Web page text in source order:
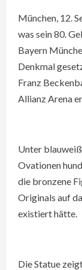
München, 12.
was sein 80.
Bayern
Denkmal
Franz
Allianz Arena
Unter
Ovationen
die bronzene
Originals auf
existiert hätte.
Die Statue